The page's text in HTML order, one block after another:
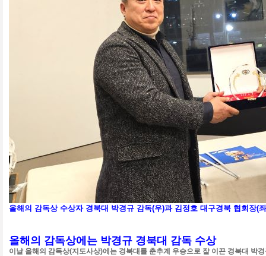
올해의 감독상 수상자 경북대 박경규 감독(우)과 김정호 대구경북 협회장(
올해의 감독상에는 박경규 경북대 감독 수상
이날 올해의 감독상(지도사상)에는 경북대를 춘추계 우승으로 잘 이끈 경북대 박